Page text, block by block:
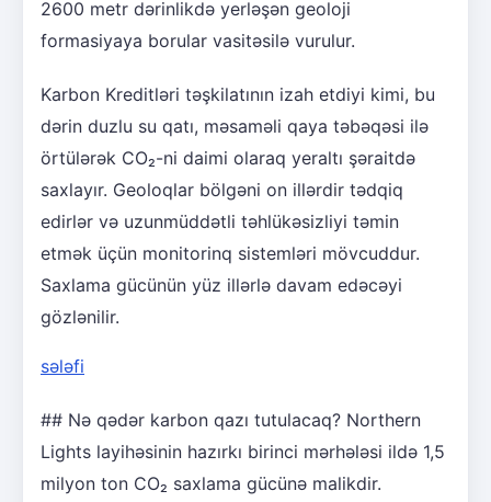
2600 metr dərinlikdə yerləşən geoloji
formasiyaya borular vasitəsilə vurulur.
Karbon Kreditləri təşkilatının izah etdiyi kimi, bu
dərin duzlu su qatı, məsaməli qaya təbəqəsi ilə
örtülərək CO₂-ni daimi olaraq yeraltı şəraitdə
saxlayır. Geoloqlar bölgəni on illərdir tədqiq
edirlər və uzunmüddətli təhlükəsizliyi təmin
etmək üçün monitorinq sistemləri mövcuddur.
Saxlama gücünün yüz illərlə davam edəcəyi
gözlənilir.
sələfi
## Nə qədər karbon qazı tutulacaq? Northern
Lights layihəsinin hazırkı birinci mərhələsi ildə 1,5
milyon ton CO₂ saxlama gücünə malikdir.